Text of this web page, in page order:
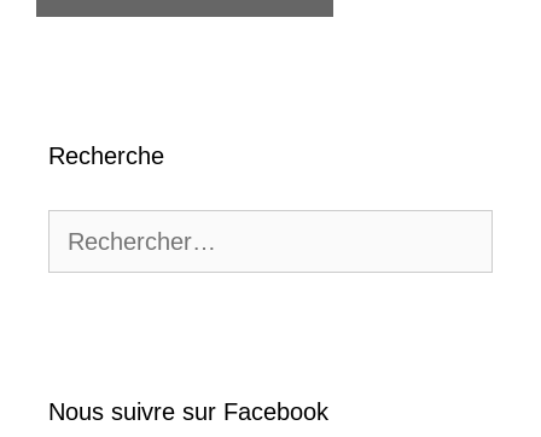
Recherche
Nous suivre sur Facebook